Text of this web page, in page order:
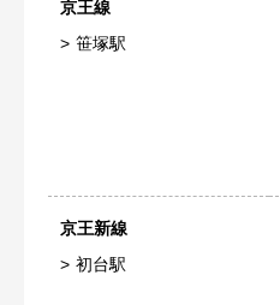
京王線
笹塚駅
京王新線
初台駅